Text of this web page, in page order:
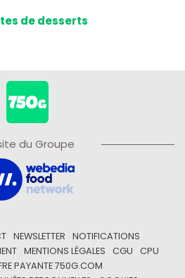
de desserts
du Groupe
NEWSLETTER
NOTIFICATIONS
MENTIONS LÉGALES CGU
CPU
PAYANTE 750G.COM